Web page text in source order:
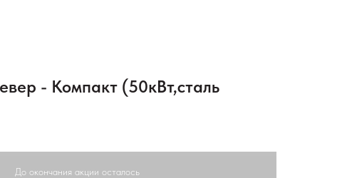
- Компакт (50кВт,сталь
До окончания акции осталось